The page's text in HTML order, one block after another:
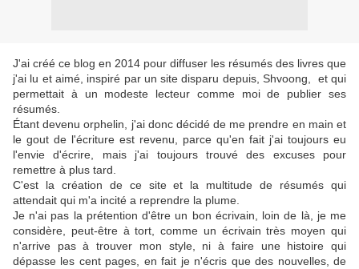
J'ai créé ce blog en 2014 pour diffuser les résumés des livres que
j'ai lu et aimé, inspiré par un site disparu depuis, Shvoong, et qui
permettait à un modeste lecteur comme moi de publier ses
résumés.
Étant devenu orphelin, j'ai donc décidé de me prendre en main et
le gout de l'écriture est revenu, parce qu'en fait j'ai toujours eu
l'envie d'écrire, mais j'ai toujours trouvé des excuses pour
remettre à plus tard.
C'est la création de ce site et la multitude de résumés qui
attendait qui m'a incité a reprendre la plume.
Je n'ai pas la prétention d'être un bon écrivain, loin de là, je me
considère, peut-être à tort, comme un écrivain très moyen qui
n'arrive pas à trouver mon style, ni à faire une histoire qui
dépasse les cent pages, en fait je n'écris que des nouvelles, de